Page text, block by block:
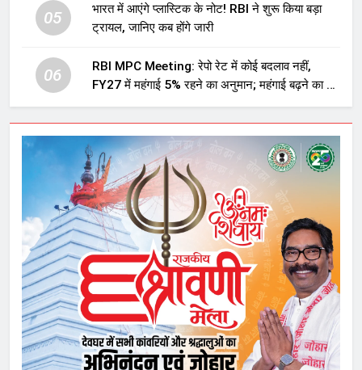
05
भारत में आएंगे प्लास्टिक के नोट! RBI ने शुरू किया बड़ा
ट्रायल, जानिए कब होंगे जारी
06
RBI MPC Meeting: रेपो रेट में कोई बदलाव नहीं,
FY27 में महंगाई 5% रहने का अनुमान; महंगाई बढ़ने का भी